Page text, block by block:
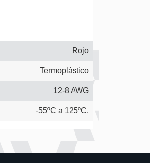
Rojo
Termoplástico
12-8 AWG
-55ºC a 125ºC.